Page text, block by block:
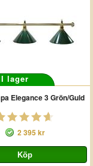
I lager
Elegance 3 Grön/Guld
2 395 kr